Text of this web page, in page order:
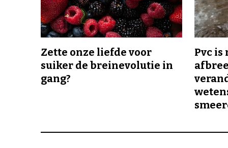
Zette onze liefde voor
suiker de breinevolutie in
gang?
Pvc